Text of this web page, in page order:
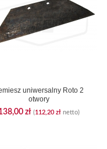
uniwersalny Roto 2
otwory
zł (112,20 zł netto)